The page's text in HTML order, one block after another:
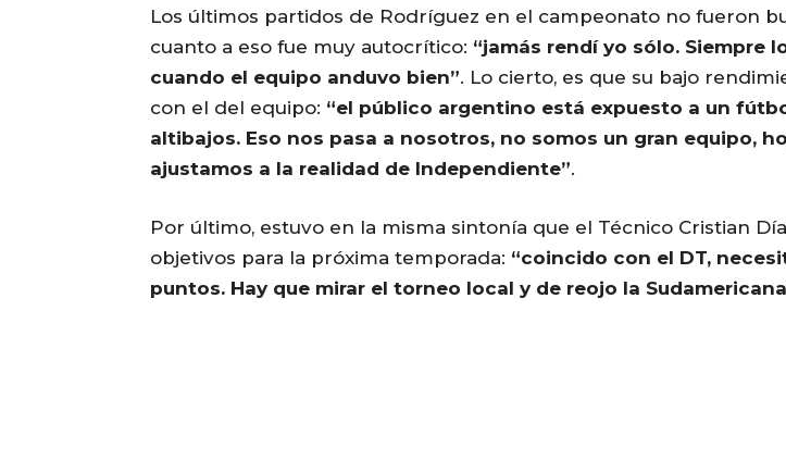
Los últimos partidos de Rodríguez en el campeonato no fueron
cuanto a eso fue muy autocrítico: “jamás rendí yo sólo. Siempre
cuando el equipo anduvo bien”. Lo cierto, es que su bajo
con el del equipo: “el público argentino está expuesto a un
altibajos. Eso nos pasa a nosotros, no somos un gran equipo,
ajustamos a la realidad de Independiente”.
Por último, estuvo en la misma sintonía que el Técnico Cristian
objetivos para la próxima temporada: “coincido con el DT,
puntos. Hay que mirar el torneo local y de reojo la